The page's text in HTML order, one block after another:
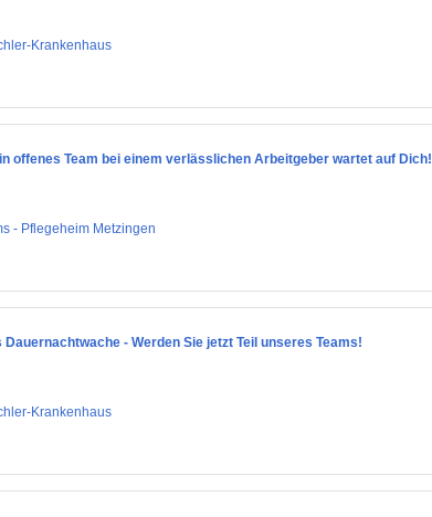
Krankenhaus
offenes Team bei einem verlässlichen Arbeitgeber wartet auf Dich!
- Pflegeheim Metzingen
- Werden Sie jetzt Teil unseres Teams!
Krankenhaus